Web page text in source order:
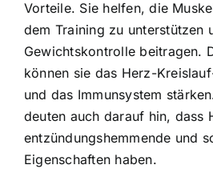
Vorteile. Sie helfen, die
dem Training zu unterstützen
Gewichtskontrolle beitragen.
können sie das Herz-
und das Immunsystem
deuten auch darauf hin, dass
entzündungshemmende und
Eigenschaften haben.